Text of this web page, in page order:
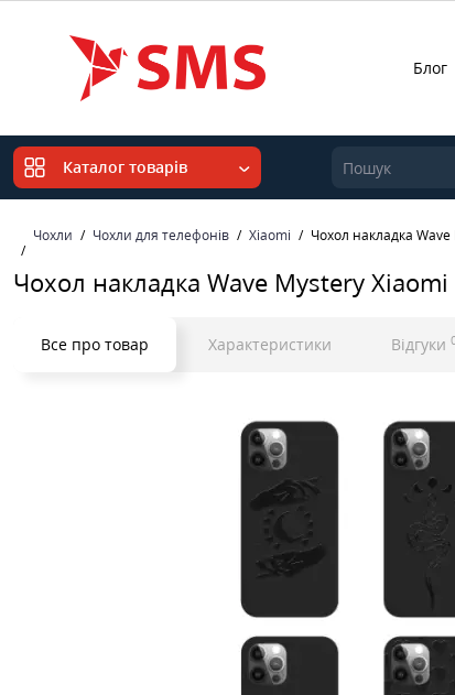
Блог
Каталог товарів
Чохли Чохли для телефонів Xiaomi Чохол накладка
Чохол накладка Wave Mystery Xiaomi
Все про товар Характеристики Відгуки